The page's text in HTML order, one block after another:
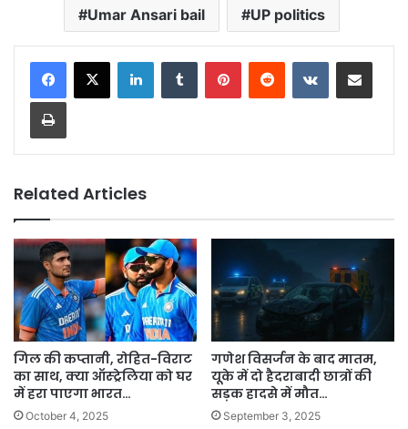
Umar Ansari bail UP politics
LinkedInTumblr PinterestReddit VKontakteShare via Email
Print
Related Articles
गिल की कप्तानी, रोहित-विराट
का साथ, क्या ऑस्ट्रेलिया को घर
में हरा पाएगा भारत…
October 4, 2025
गणेश विसर्जन के बाद मातम,
यूके में दो हैदराबादी छात्रों की
सड़क हादसे में मौत…
September 3, 2025